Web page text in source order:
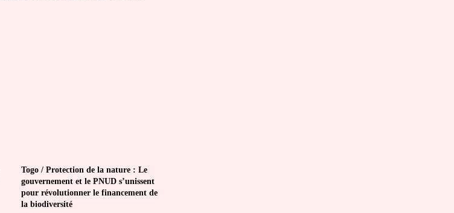
Togo / Protection de la nature : Le
gouvernement et le PNUD s’unissent
pour révolutionner le financement de
la biodiversité